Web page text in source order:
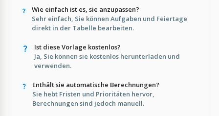
Wie einfach ist es, sie anzupassen?
Sehr einfach, Sie können Aufgaben und Feiertage
direkt in der Tabelle bearbeiten.
Ist diese Vorlage kostenlos?
Ja, Sie können sie kostenlos herunterladen und
verwenden.
Enthält sie automatische Berechnungen?
Sie hebt Fristen und Prioritäten hervor,
Berechnungen sind jedoch manuell.